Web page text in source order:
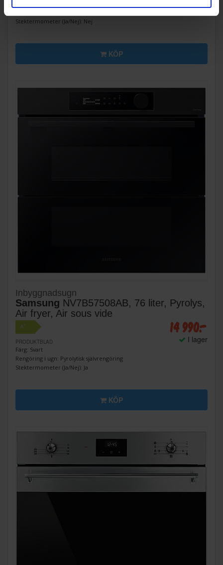
Stektermometer (Ja/Nej): Nej
KÖP
Inbyggnadsugn
Samsung NV7B57508AB, 76 liter, Pyrolys,
Air fryer, Air sous vide
A+
PRODUKTBLAD
Färg: Svart
Rengöring i ugn: Pyrolytisk självrengöring
Stektermometer (Ja/Nej): Ja
14 990:-
I lager
KÖP